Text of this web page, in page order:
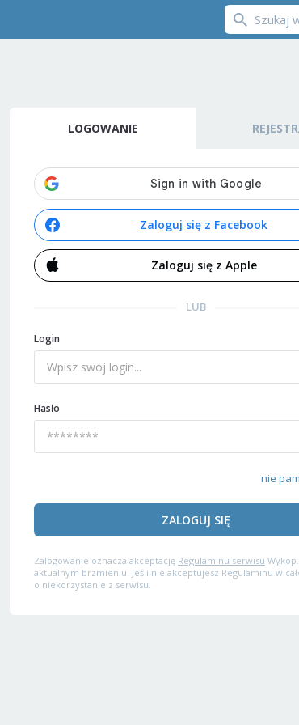
LOGOWANIE
Zaloguj się z Facebook
Zaloguj się z Apple
LUB
Login
Hasło
nie
ZALOGUJ SIĘ
Zalogowanie oznacza akceptację Regulaminu serwisu
aktualnym brzmieniu. Jeśli nie akceptujesz Regulaminu w
o niekorzystanie z serwisu.